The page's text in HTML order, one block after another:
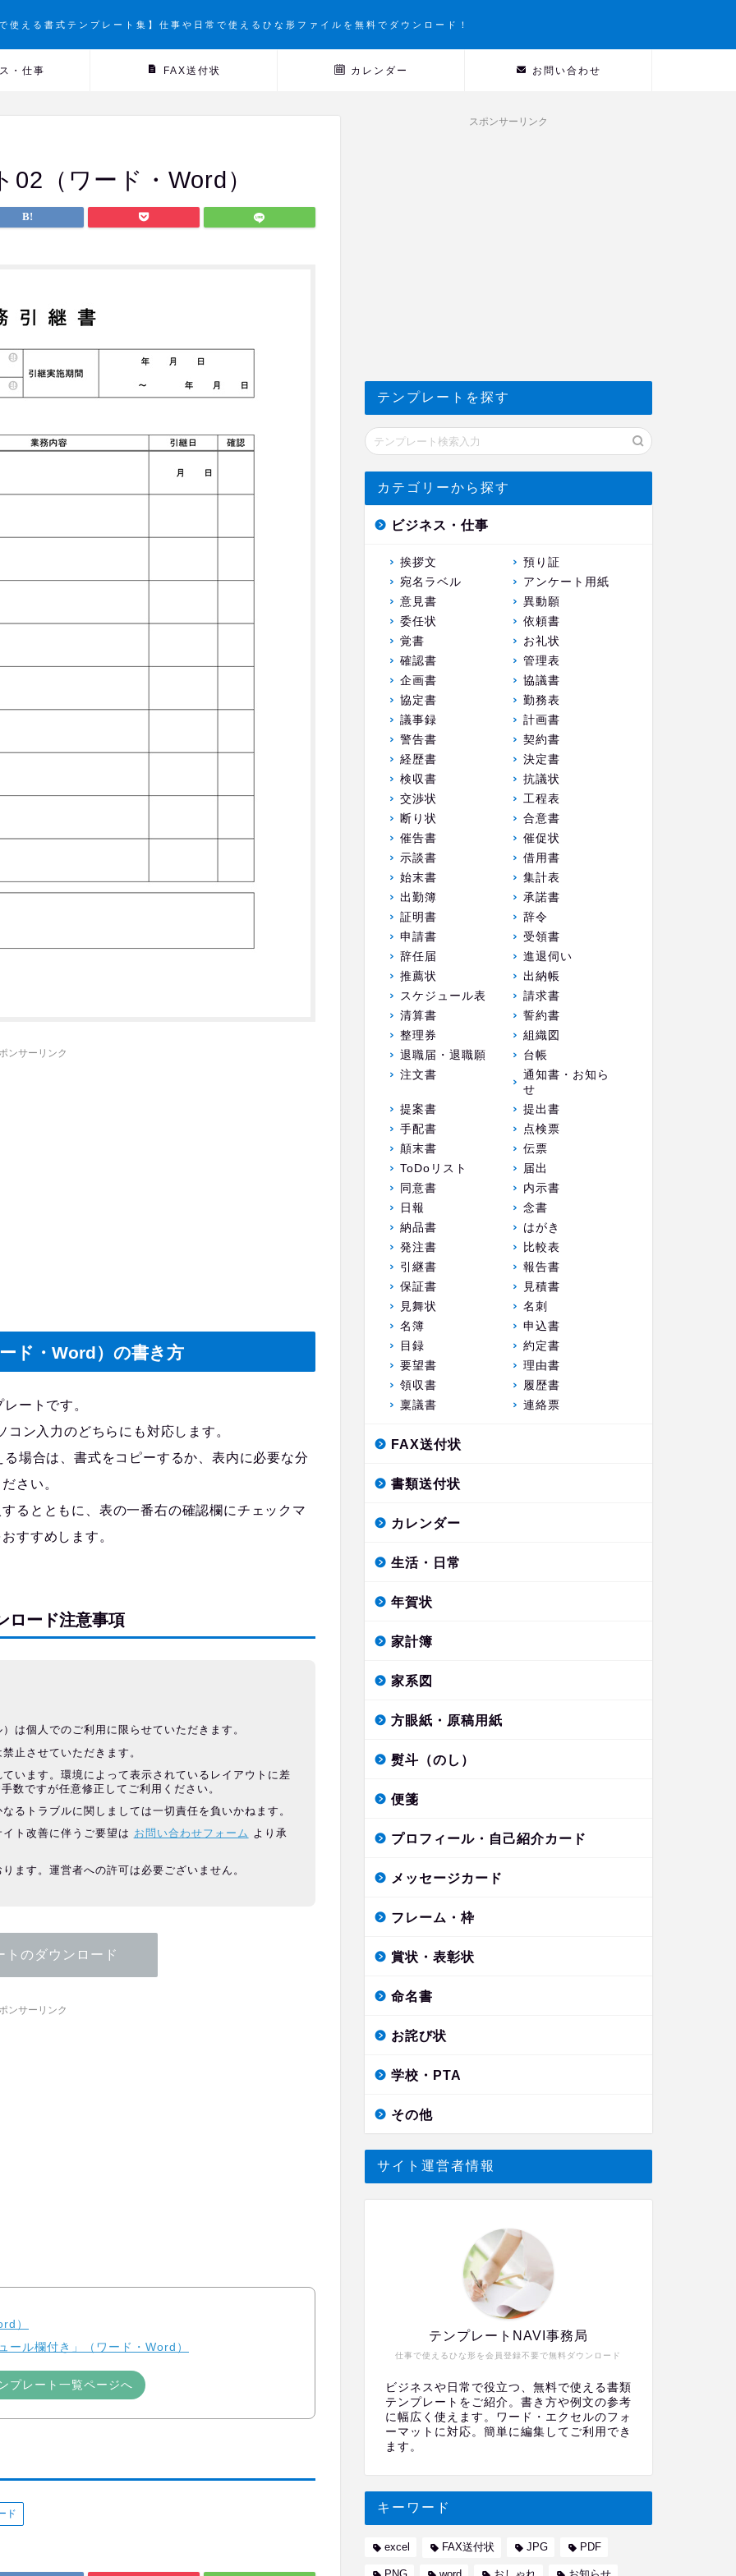
使える書式テンプレート集】仕事や日常で使えるひな形ファイルを無料でダウンロード！
・仕事 FAX送付状 カレンダー お問い合わせ
（ワード・Word）
ンサーリンク
ド・Word）の書き方
ートです。
ン入力のどちらにも対応します。
場合は、書式をコピーするか、表内に必要な分
さい。
るとともに、表の一番右の確認欄にチェックマ
すすめします。
ロード注意事項
は個人でのご利用に限らせていただきます。
止させていただきます。
います。環境によって表示されているレイアウトに差
数ですが任意修正してご利用ください。
るトラブルに関しましては一切責任を負いかねます。
ト改善に伴うご要望は お問い合わせフォーム より承
ます。運営者への許可は必要ございません。
トのダウンロード
ンサーリンク
）
ール欄付き」（ワード・Word）
プレート一覧ページへ
ド
スポンサーリンク
テンプレートを探す
カテゴリーから探す
ビジネス・仕事
挨拶文
預り証
宛名ラベル
アンケート用紙
意見書
異動願
委任状
依頼書
覚書
お礼状
確認書
管理表
企画書
協議書
協定書
勤務表
議事録
計画書
警告書
契約書
経歴書
決定書
検収書
抗議状
交渉状
工程表
断り状
合意書
催告書
催促状
示談書
借用書
始末書
集計表
出勤簿
承諾書
証明書
辞令
申請書
受領書
辞任届
進退伺い
推薦状
出納帳
スケジュール表
請求書
清算書
誓約書
整理券
組織図
退職届・退職願
台帳
注文書
通知書・お知ら
せ
提案書
提出書
手配書
点検票
顛末書
伝票
ToDoリスト
届出
同意書
内示書
日報
念書
納品書
はがき
発注書
比較表
引継書
報告書
保証書
見積書
見舞状
名刺
名簿
申込書
目録
約定書
要望書
理由書
領収書
履歴書
稟議書
連絡票
FAX送付状
書類送付状
カレンダー
生活・日常
年賀状
家計簿
家系図
方眼紙・原稿用紙
熨斗（のし）
便箋
プロフィール・自己紹介カード
メッセージカード
フレーム・枠
賞状・表彰状
命名書
お詫び状
学校・PTA
その他
サイト運営者情報
仕事で使えるひな形を会員登録不要で無料ダウンロード
テンプレートNAVI事務局
ビジネスや日常で役立つ、無料で使える書類
テンプレートをご紹介。書き方や例文の参考
に幅広く使えます。ワード・エクセルのフォ
ーマットに対応。簡単に編集してご利用でき
ます。
キーワード
excel FAX送付状 JPG PDF